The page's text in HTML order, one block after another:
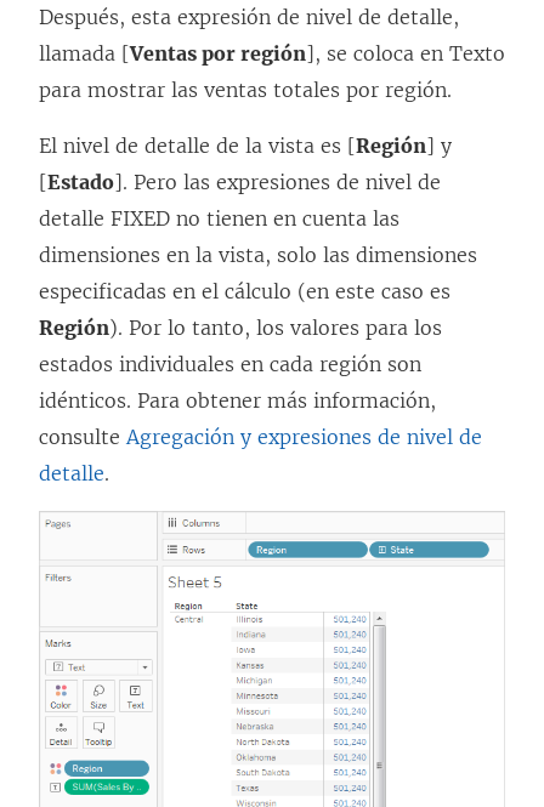
Después, esta expresión de nivel de detalle,
llamada [Ventas por región], se coloca en Texto
para mostrar las ventas totales por región.
El nivel de detalle de la vista es [Región] y
[Estado]. Pero las expresiones de nivel de
detalle FIXED no tienen en cuenta las
dimensiones en la vista, solo las dimensiones
especificadas en el cálculo (en este caso es
Región). Por lo tanto, los valores para los
estados individuales en cada región son
idénticos. Para obtener más información,
consulte Agregación y expresiones de nivel de
detalle.